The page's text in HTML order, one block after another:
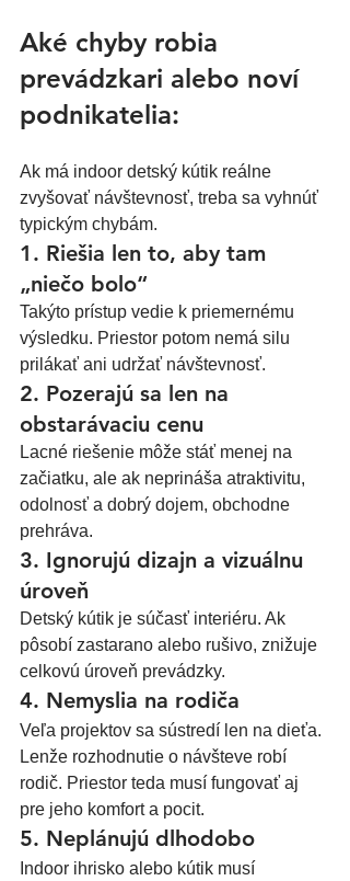
Aké chyby robia
prevádzkari alebo noví
podnikatelia:
Ak má indoor detský kútik reálne
zvyšovať návštevnosť, treba sa vyhnúť
typickým chybám.
1. Riešia len to, aby tam
„niečo bolo“
Takýto prístup vedie k priemernému
výsledku. Priestor potom nemá silu
prilákať ani udržať návštevnosť.
2. Pozerajú sa len na
obstarávaciu cenu
Lacné riešenie môže stáť menej na
začiatku, ale ak neprináša atraktivitu,
odolnosť a dobrý dojem, obchodne
prehráva.
3. Ignorujú dizajn a vizuálnu
úroveň
Detský kútik je súčasť interiéru. Ak
pôsobí zastarano alebo rušivo, znižuje
celkovú úroveň prevádzky.
4. Nemyslia na rodiča
Veľa projektov sa sústredí len na dieťa.
Lenže rozhodnutie o návšteve robí
rodič. Priestor teda musí fungovať aj
pre jeho komfort a pocit.
5. Neplánujú dlhodobo
Indoor ihrisko alebo kútik musí